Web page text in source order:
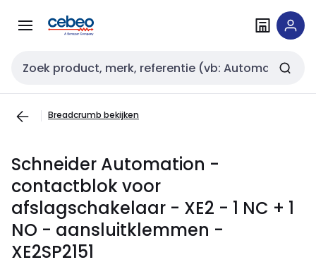
naar
naar
Zoekveld invoer
Breadcrumb bekijken
Schneider Automation -
contactblok voor
afslagschakelaar - XE2 - 1 NC + 1
NO - aansluitklemmen -
XE2SP2151